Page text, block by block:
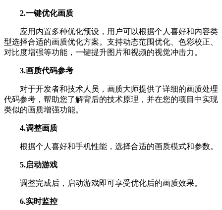
2.一键优化画质
应用内置多种优化预设，用户可以根据个人喜好和内容类
型选择合适的画质优化方案。支持动态范围优化、色彩校正、
对比度增强等功能，一键提升图片和视频的视觉冲击力。
3.画质代码参考
对于开发者和技术人员，画质大师提供了详细的画质处理
代码参考，帮助您了解背后的技术原理，并在您的项目中实现
类似的画质增强功能。
4.调整画质
根据个人喜好和手机性能，选择合适的画质模式和参数。
5.启动游戏
调整完成后，启动游戏即可享受优化后的画质效果。
6.实时监控